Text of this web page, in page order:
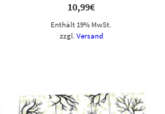
10,99€
Enthält 19% MwSt.
zzgl. Versand